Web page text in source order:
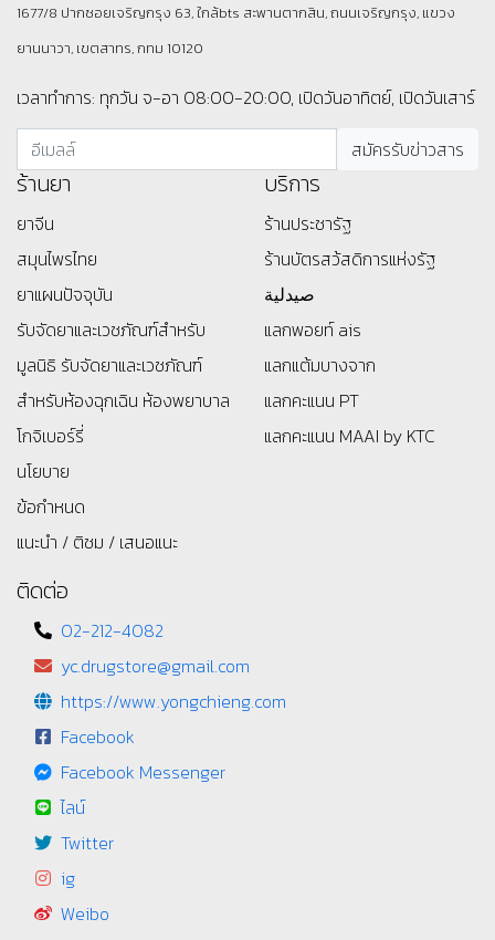
1677/8 ปากซอยเจริญกรุง 63, ใกล้bts สะพานตากสิน, ถนนเจริญกรุง, แขวง
ยานนาวา, เขตสาทร, กทม 10120
เวลาทำการ: ทุกวัน จ-อา 08:00-20:00, เปิดวันอาทิตย์, เปิดวันเสาร์
ร้านยา
ยาจีน
สมุนไพรไทย
ยาแผนปัจจุบัน
รับจัดยาและเวชภัณฑ์สำหรับ
มูลนิธิ รับจัดยาและเวชภัณฑ์
สำหรับห้องฉุกเฉิน ห้องพยาบาล
โกจิเบอร์รี่
นโยบาย
ข้อกำหนด
แนะนำ / ติชม / เสนอแนะ
บริการ
ร้านประชารัฐ
ร้านบัตรสว้สดิการแห่งรัฐ
صيدلية
แลกพอยท์ ais
แลกแต้มบางจาก
แลกคะแนน PT
แลกคะแนน MAAI by KTC
ติดต่อ
02-212-4082
yc.drugstore@gmail.com
https://www.yongchieng.com
Facebook
Facebook Messenger
ไลน์
Twitter
ig
Weibo